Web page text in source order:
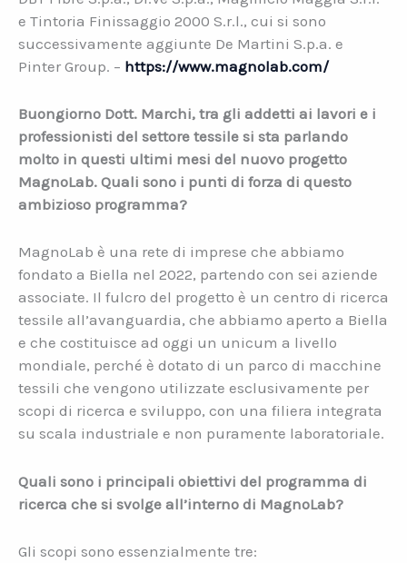
e Tintoria Finissaggio 2000 S.r.l., cui si sono
successivamente aggiunte De Martini S.p.a. e
Pinter Group. – https://www.magnolab.com/
Buongiorno Dott. Marchi, tra gli addetti ai lavori e i
professionisti del settore tessile si sta parlando
molto in questi ultimi mesi del nuovo progetto
MagnoLab. Quali sono i punti di forza di questo
ambizioso programma?
MagnoLab è una rete di imprese che abbiamo
fondato a Biella nel 2022, partendo con sei aziende
associate. Il fulcro del progetto è un centro di ricerca
tessile all’avanguardia, che abbiamo aperto a Biella
e che costituisce ad oggi un unicum a livello
mondiale, perché è dotato di un parco di macchine
tessili che vengono utilizzate esclusivamente per
scopi di ricerca e sviluppo, con una filiera integrata
su scala industriale e non puramente laboratoriale.
Quali sono i principali obiettivi del programma di
ricerca che si svolge all’interno di MagnoLab?
Gli scopi sono essenzialmente tre: